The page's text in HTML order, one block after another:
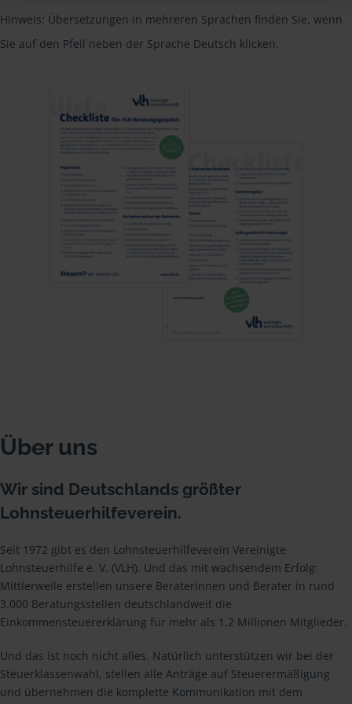
Hinweis: Übersetzungen in mehreren Sprachen finden Sie, wenn
Sie auf den Pfeil neben der Sprache Deutsch klicken.
Über uns
Wir sind Deutschlands größter
Lohnsteuerhilfeverein.
Seit 1972 gibt es den Lohnsteuerhilfeverein Vereinigte
Lohnsteuerhilfe e. V. (VLH). Und das mit wachsendem Erfolg:
Mittlerweile erstellen unsere Beraterinnen und Berater in rund
3.000 Beratungsstellen deutschlandweit die
Einkommensteuererklärung für mehr als 1,2 Millionen Mitglieder.
Und das ist noch nicht alles. Natürlich unterstützen wir bei der
Steuerklassenwahl, stellen alle Anträge auf Steuerermäßigung
und übernehmen die komplette Kommunikation mit dem